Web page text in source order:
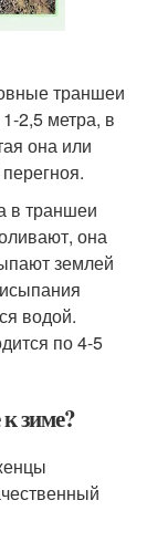
траншеи
2,5 метра, в
она или
в траншеи
она
землей
водой.
по 4-5
зиме?